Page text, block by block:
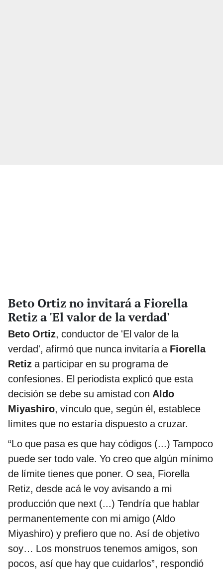
Beto Ortiz no invitará a Fiorella
Retiz a 'El valor de la verdad'
Beto Ortiz, conductor de 'El valor de la
verdad', afirmó que nunca invitaría a Fiorella
Retiz a participar en su programa de
confesiones. El periodista explicó que esta
decisión se debe su amistad con Aldo
Miyashiro, vínculo que, según él, establece
límites que no estaría dispuesto a cruzar.
“Lo que pasa es que hay códigos (...) Tampoco
puede ser todo vale. Yo creo que algún mínimo
de límite tienes que poner. O sea, Fiorella
Retiz, desde acá le voy avisando a mi
producción que next (...) Tendría que hablar
permanentemente con mi amigo (Aldo
Miyashiro) y prefiero que no. Así de objetivo
soy… Los monstruos tenemos amigos, son
pocos, así que hay que cuidarlos”, respondió